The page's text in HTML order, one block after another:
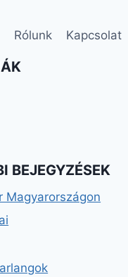
Rólunk Kapcsolat
BEJEGYZÉSEK
Magyarországon